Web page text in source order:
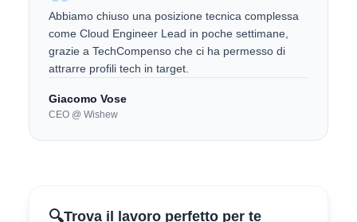
Abbiamo chiuso una posizione tecnica complessa
come Cloud Engineer Lead in poche settimane,
grazie a TechCompenso che ci ha permesso di
attrarre profili tech in target.
Giacomo Vose
CEO @ Wishew
🔍Trova il lavoro perfetto per te